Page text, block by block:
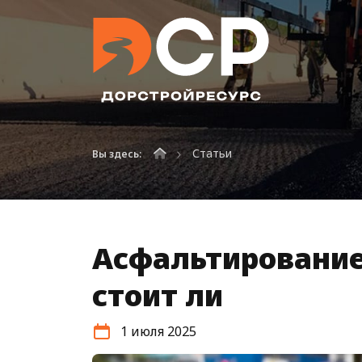
Вы здесь: Статьи
стоит ли
1 июля 2025